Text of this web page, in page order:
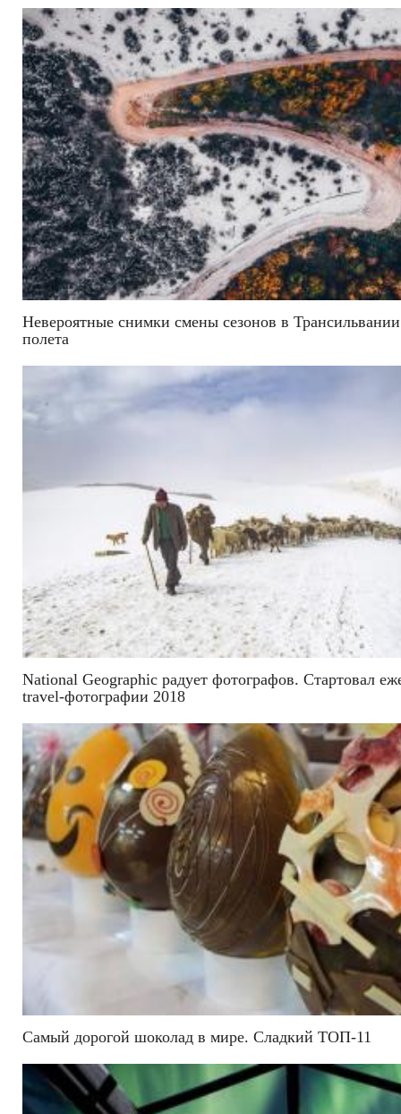
Невероятные снимки смены сезонов в
полета
National Geographic радует фотографов. Стартовал
travel-фотографии 2018
Самый дорогой шоколад в мире. Сладкий ТОП-11